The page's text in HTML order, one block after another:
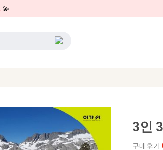
💫
3인
구매후기